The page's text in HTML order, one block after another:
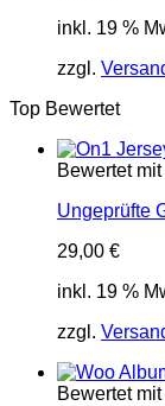
inkl. 19 %
zzgl.
Top Bewertet
Bewertet mit
Ungeprüfte
29,00 €
inkl. 19 %
zzgl.
Bewertet mit